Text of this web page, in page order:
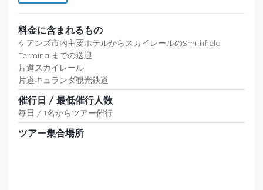
料金に含まれるもの
ケアンズ市内主要ホテルからスカイレールのSmithfield
Terminalまでの送迎
片道スカイレール
片道キュランダ観光鉄道
催行日 / 最低催行人数
毎日 / 1名からツアー催行
ツアー集合場所